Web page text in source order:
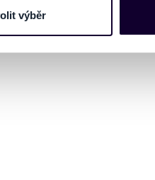
návštěvnosti webu nebo k
upravíte zaškrtnutím
a jejich nastavení“.
výběr